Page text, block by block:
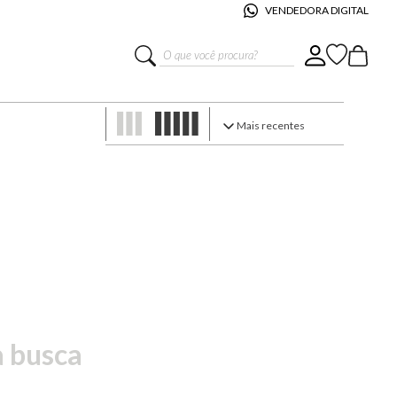
VENDEDORA DIGITAL
O que você procura?
mais recentes